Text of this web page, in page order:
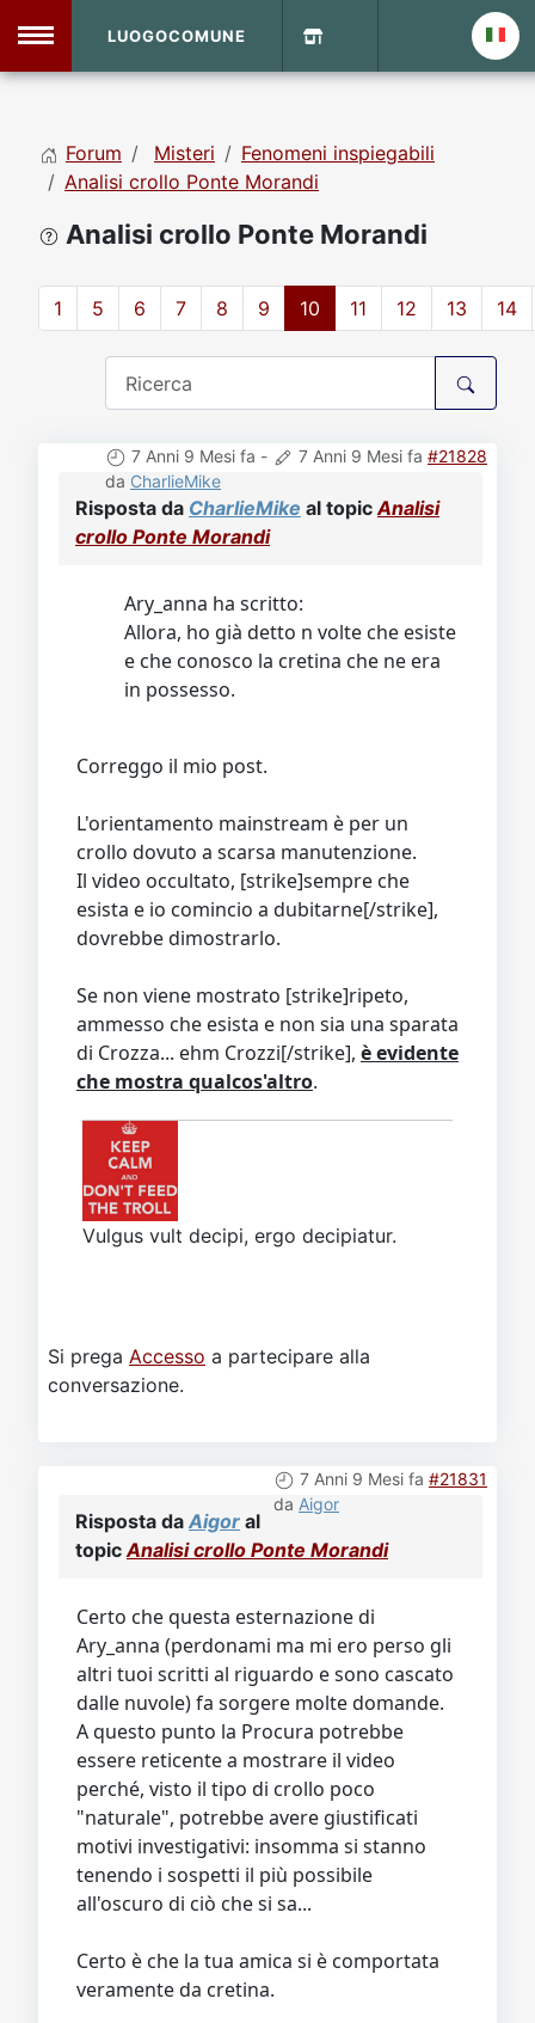
Home
DVD Shop
Sito
LUOGOCOMUNE
Forum Misteri
Fenomeni inspiegabili
Analisi crollo Ponte Morandi
Analisi crollo Ponte Morandi
1 5 6 7 8 9 10 11 12 13 14
7 Anni 9 Mesi fa - 7 Anni 9 Mesi fa #21828
da CharlieMike
Risposta da CharlieMike al topicAnalisi
crollo Ponte Morandi
Ary_anna ha scritto:
Allora, ho già detto n volte che esiste
e che conosco la cretina che ne era
in possesso.
Correggo il mio post.
L'orientamento mainstream è per un
crollo dovuto a scarsa manutenzione.
Il video occultato, [strike]sempre che
esista e io comincio a dubitarne[/strike],
dovrebbe dimostrarlo.
Se non viene mostrato [strike]ripeto,
ammesso che esista e non sia una sparata
di Crozza... ehm Crozzi[/strike], è evidente
che mostra qualcos'altro.
Vulgus vult decipi, ergo decipiatur.
Si prega Accesso a partecipare alla
conversazione.
7 Anni 9 Mesi fa #21831
da Aigor
Risposta da Aigor al
topic Analisi crollo Ponte Morandi
Certo che questa esternazione di
Ary_anna (perdonami ma mi ero perso gli
altri tuoi scritti al riguardo e sono cascato
dalle nuvole) fa sorgere molte domande.
A questo punto la Procura potrebbe
essere reticente a mostrare il video
perché, visto il tipo di crollo poco
"naturale", potrebbe avere giustificati
motivi investigativi: insomma si stanno
tenendo i sospetti il più possibile
all'oscuro di ciò che si sa...
Certo è che la tua amica si è comportata
veramente da cretina.